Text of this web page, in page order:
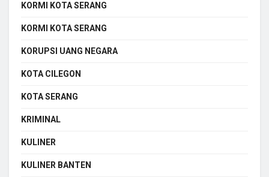
KORMI KOTA SERANG
KORMI KOTA SERANG
KORUPSI UANG NEGARA
KOTA CILEGON
KOTA SERANG
KRIMINAL
KULINER
KULINER BANTEN